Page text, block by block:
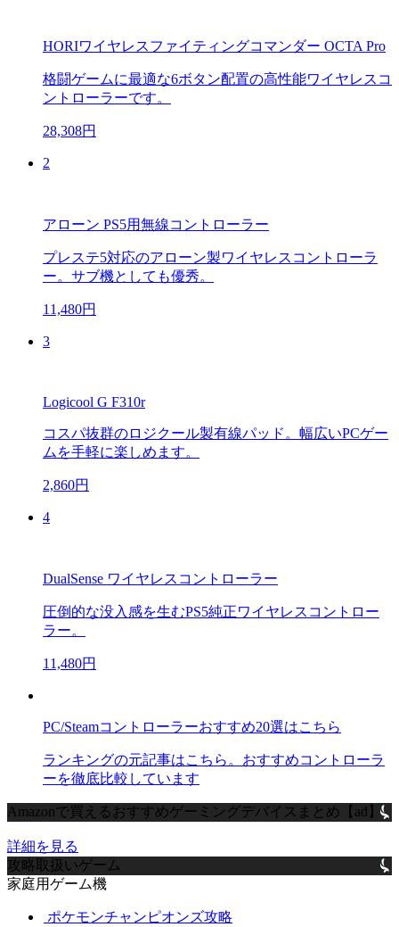
HORIワイヤレスファイティングコマンダー OCTA Pro
格闘ゲームに最適な6ボタン配置の高性能ワイヤレスコ
ントローラーです。
28,308円
2
アローン PS5用無線コントローラー
プレステ5対応のアローン製ワイヤレスコントローラ
ー。サブ機としても優秀。
11,480円
3
Logicool G F310r
コスパ抜群のロジクール製有線パッド。幅広いPCゲー
ムを手軽に楽しめます。
2,860円
4
DualSense ワイヤレスコントローラー
圧倒的な没入感を生むPS5純正ワイヤレスコントロー
ラー。
11,480円
PC/Steamコントローラーおすすめ20選はこちら
ランキングの元記事はこちら。おすすめコントローラ
ーを徹底比較しています
Amazonで買えるおすすめゲーミングデバイスまとめ【ad】
詳細を見る
攻略取扱いゲーム
家庭用ゲーム機
ポケモンチャンピオンズ攻略